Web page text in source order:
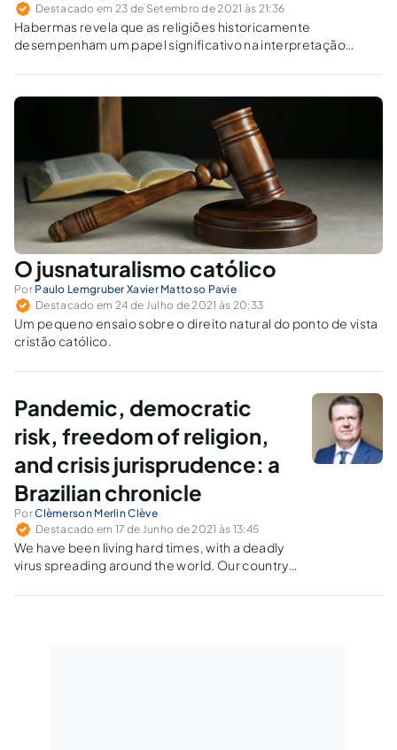
Destacado em 23 de Setembro de 2021 às 21:36
Habermas revela que as religiões historicamente
desempenham um papel significativo na interpretação
religiosas dos cidadãos de fé, em um contexto democrático.
O jusnaturalismo católico
Por Paulo Lemgruber Xavier Mattoso Pavie
Destacado em 24 de Julho de 2021 às 20:33
Um pequeno ensaio sobre o direito natural do ponto de vista
cristão católico.
Pandemic, democratic
risk, freedom of religion,
and crisis jurisprudence: a
Brazilian chronicle
PorClèmerson Merlin Clève
Destacado em 17 de Junho de 2021 às 13:45
We have been living hard times, with a deadly
virus spreading around the world. Our country
deaths, almost half a million victims. The fact is